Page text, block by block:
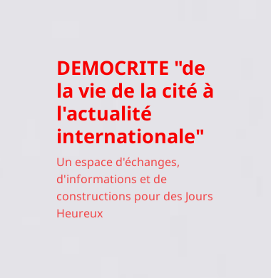
DEMOCRITE "de
la vie de la cité à
l'actualité
internationale"
Un espace d'échanges,
d'informations et de
constructions pour des Jours
Heureux